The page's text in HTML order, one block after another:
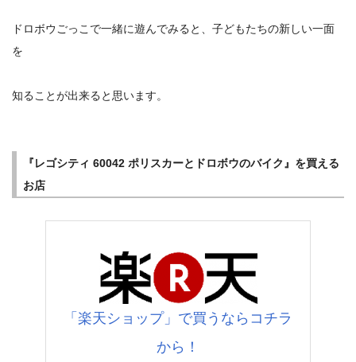
ドロボウごっこで一緒に遊んでみると、子どもたちの新しい一面
を
知ることが出来ると思います。
『レゴシティ 60042 ポリスカーとドロボウのバイク』を買える
お店
「楽天ショップ」で買うならコチラ
から！